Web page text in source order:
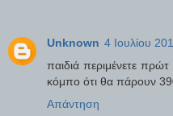
Unknown 4 Ιουλίου
παιδιά περιμένετε
κόμπο ότι θα πάρουν
Απάντηση